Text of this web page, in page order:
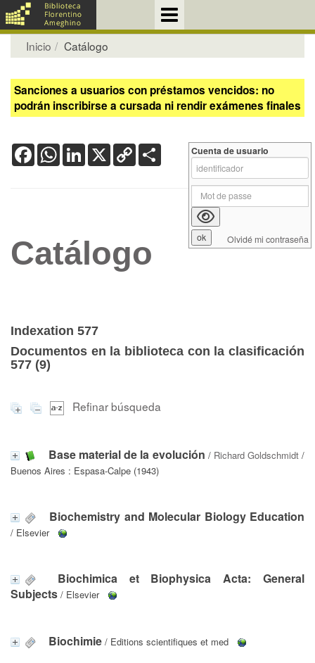
Inicio Catálogo
Sanciones a usuarios con préstamos vencidos: no
podrán inscribirse a cursada ni rendir exámenes finales
FacebookWhatsApp
LinkedIn
X Copy
Link
Catálogo
Indexation 577
Documentos en la biblioteca con la clasificación
577 (9)
Refinar búsqueda
Base material de la evolución / Richard Goldschmidt/
Buenos Aires : Espasa-Calpe (1943)
Biochemistry and Molecular Biology Education
/ Elsevier
Biochimica et Biophysica Acta: General
Subjects / Elsevier
Biochimie / Editions scientifiques et med
Cuenta de usuario
Olvidé mi contraseña